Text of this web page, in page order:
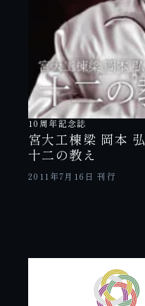
10周年記念誌
宮大工棟梁 岡本 弘
十二の教え
2011年7月16日 刊行